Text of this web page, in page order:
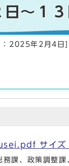
～１
2025年2月4日
サイ
課、政策調整